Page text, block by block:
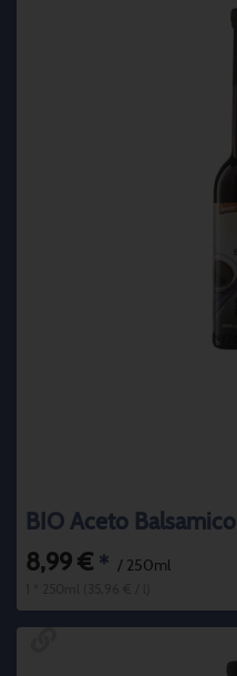
BIO Aceto Balsamico
8,99 € * / 250ml